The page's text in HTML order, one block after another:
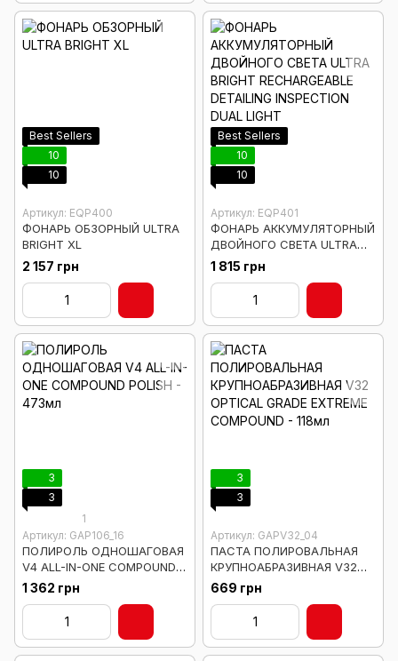
Best Sellers
10
10
Артикул: EQP400
ФОНАРЬ ОБЗОРНЫЙ ULTRA
BRIGHT XL
2 157 грн
Best Sellers
10
10
Артикул: EQP401
ФОНАРЬ АККУМУЛЯТОРНЫЙ
ДВОЙНОГО СВЕТА ULTRA
BRIGHT RECHARGEABLE
DETAILING INSPECTION DUAL
1 815 грн
3
3
1
Артикул: GAP106_16
ПОЛИРОЛЬ ОДНОШАГОВАЯ
V4 ALL-IN-ONE COMPOUND
POLISH - 473мл
1 362 грн
3
3
Артикул: GAPV32_04
ПАСТА ПОЛИРОВАЛЬНАЯ
КРУПНОАБРАЗИВНАЯ V32
OPTICAL GRADE EXTREME
COMPOUND - 118мл
669 грн